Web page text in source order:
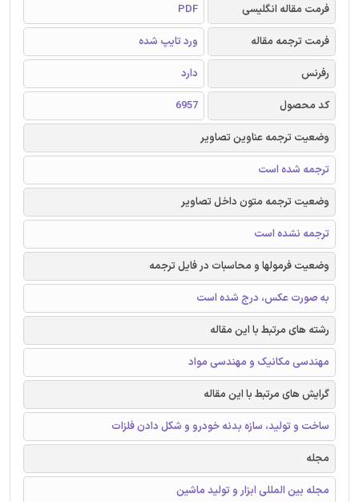
فرمت مقاله انگلیسی
PDF
فرمت ترجمه مقاله
ورد تایپ شده
رفرنس
دارد
کد محصول
6957
وضعیت ترجمه عناوین تصاویر
ترجمه شده است
وضعیت ترجمه متون داخل تصاویر
ترجمه نشده است
وضعیت فرمولها و محاسبات در فایل ترجمه
به صورت عکس، درج شده است
رشته های مرتبط با این مقاله
مهندسی مکانیک و مهندسی مواد
گرایش های مرتبط با این مقاله
ساخت و تولید، سازه بدنه خودرو و شکل دادن فلزات
مجله
مجله بین المللی ابزار و تولید ماشین